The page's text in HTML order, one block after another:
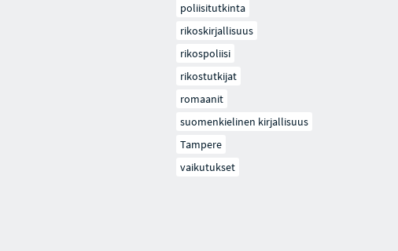
poliisitutkinta
rikoskirjallisuus
rikospoliisi
rikostutkijat
romaanit
suomenkielinen kirjallisuus
Tampere
vaikutukset